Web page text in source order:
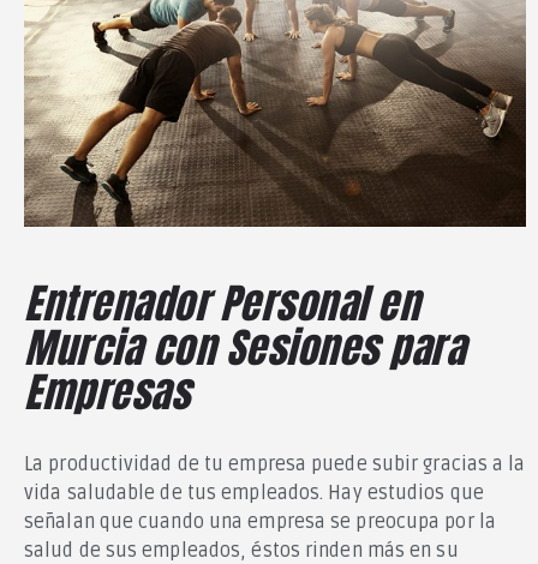
Entrenador Personal en
Murcia con Sesiones para
Empresas
La productividad de tu empresa puede subir gracias a la
vida saludable de tus empleados. Hay estudios que
señalan que cuando una empresa se preocupa por la
salud de sus empleados, éstos rinden más en su